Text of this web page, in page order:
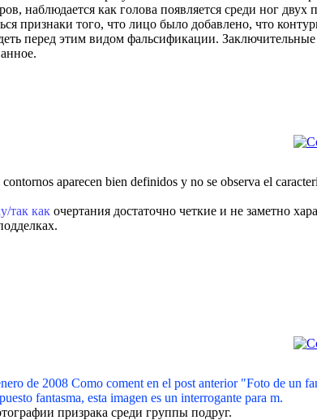
наблюдается как голова появляется среди ног двух
признаки того, что лицо было добавлено, что
перед этим видом фальсификации.
contornos aparecen bien definidos y no se observa el
так как очертания достаточно четкие и не заметно
de 2008 Como coment en el post anterior "Foto de un
fantasma, esta imagen es un interrogante para m.
призрака среди группы подруг.